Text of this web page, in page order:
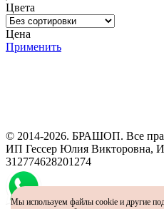
Цвета
Цена
Применить
© 2014-2026. БРАШОП. Все
ИП Гессер Юлия Викторовна,
312774628201274
Мы используем файлы cookie и другие